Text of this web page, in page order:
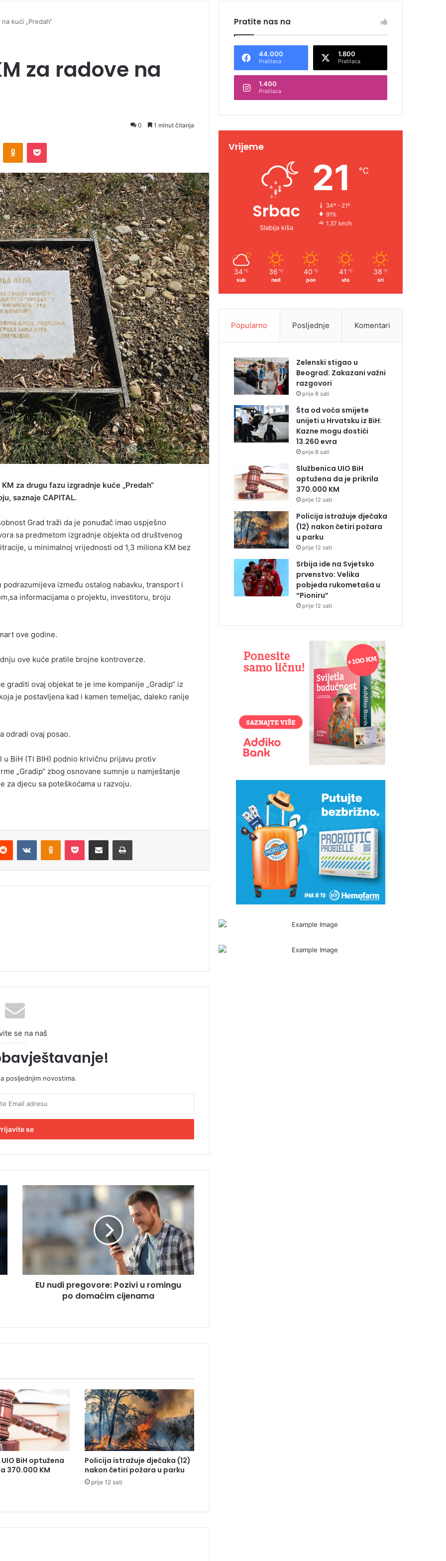
kući „Predah“
za radove na
0 1 minut čitanja
za drugu fazu izgradnje kuće „Predah“
saznaje CAPITAL.
Grad traži da je ponuđač imao uspješno
sa predmetom izgradnje objekta od društvenog
u minimalnoj vrijednosti od 1,3 miliona KM bez
između ostalog nabavku, transport i
informacijama o projektu, investitoru, broju
ove godine.
ove kuće pratile brojne kontroverze.
ovaj objekat te je ime kompanije „Gradip“ iz
je postavljena kad i kamen temeljac, daleko ranije
odradi ovaj posao.
BiH (TI BIH) podnio krivičnu prijavu protiv
„Gradip“ zbog osnovane sumnje u namještanje
za djecu sa poteškoćama u razvoju.
se na naš
posljednjim novostima.
E
U
i
e
r
z
i
u
r
o
m
i
n
o
EU nudi pregovore: Pozivi u romingu
po domaćim cijenama
BiH optužena
370.000 KM
Policija istražuje dječaka (12)
nakon četiri požara u parku
prije 12 sati
Pratite nas na
44.000
Pratilaca
1.800
Pratilaca
1.400
Pratilaca
Vrijeme
Srbac
Slabija kiša
21 ℃
34º - 21º
91%
1.37 km/h
34 ℃
sub
36 ℃
ned
40 ℃
pon
41 ℃
uto
38 ℃
sri
Popularno Posljednje Komentari
Zelenski stigao u
Beograd: Zakazani važni
razgovori
prije 8 sati
Šta od voća smijete
unijeti u Hrvatsku iz BiH:
Kazne mogu dostići
13.260 evra
prije 8 sati
Službenica UIO BiH
optužena da je prikrila
370.000 KM
prije 12 sati
Policija istražuje dječaka
(12) nakon četiri požara
u parku
prije 12 sati
Srbija ide na Svjetsko
prvenstvo: Velika
pobjeda rukometaša u
“Pioniru”
prije 12 sati